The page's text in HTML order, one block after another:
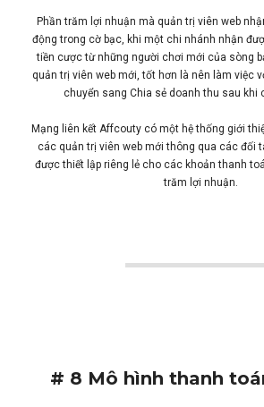
Phần trăm lợi nhuận mà quản trị viên web
động trong cờ bạc, khi một chi nhánh nhận
tiền cược từ những người chơi mới của sòng
quản trị viên web mới, tốt hơn là nên làm việc
chuyển sang Chia sẻ doanh thu sau khi
Mạng liên kết Affcouty có một hệ thống giới
các quản trị viên web mới thông qua các đối
được thiết lập riêng lẻ cho các khoản thanh
trăm lợi nhuận.
# 8 Mô hình thanh